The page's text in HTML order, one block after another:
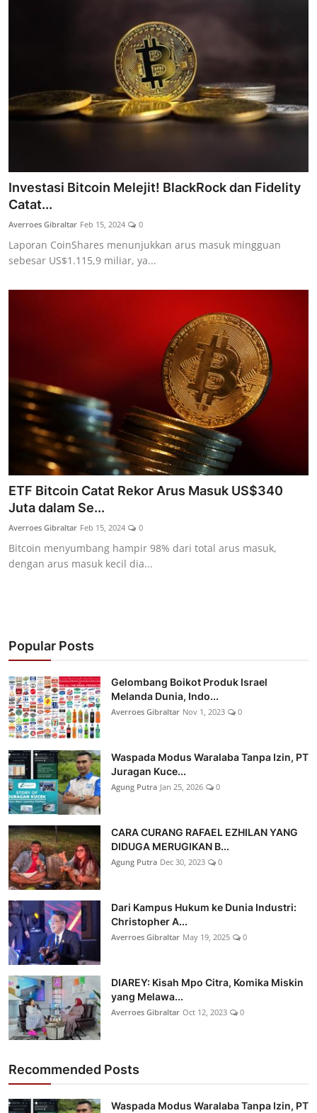
Investasi Bitcoin Melejit! BlackRock dan Fidelity
Catat...
Averroes Gibraltar Feb 15, 2024 0
Laporan CoinShares menunjukkan arus masuk mingguan
sebesar US$1.115,9 miliar, ya...
ETF Bitcoin Catat Rekor Arus Masuk US$340
Juta dalam Se...
Averroes Gibraltar Feb 15, 2024 0
Bitcoin menyumbang hampir 98% dari total arus masuk,
dengan arus masuk kecil dia...
Popular Posts
Gelombang Boikot Produk Israel
Melanda Dunia, Indo...
Averroes Gibraltar Nov 1, 2023 0
Waspada Modus Waralaba Tanpa Izin, PT
Juragan Kuce...
Agung Putra Jan 25, 2026 0
CARA CURANG RAFAEL EZHILAN YANG
DIDUGA MERUGIKAN B...
Agung Putra Dec 30, 2023 0
Dari Kampus Hukum ke Dunia Industri:
Christopher A...
Averroes Gibraltar May 19, 2025 0
DIAREY: Kisah Mpo Citra, Komika Miskin
yang Melawa...
Averroes Gibraltar Oct 12, 2023 0
Recommended Posts
Waspada Modus Waralaba Tanpa Izin, PT